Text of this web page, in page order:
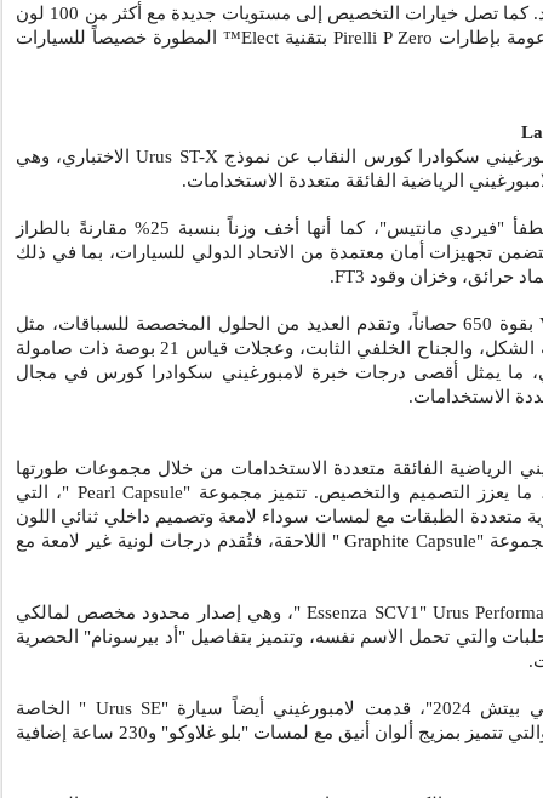
الهجين وبيانات القياس عن بُعد. كما تصل خيارات التخصيص إلى مستويات جديدة مع أكثر من 100 لون
Pirelli P Zero بتقنية Elect™ المطورة خصيصاً للسيارات
Urus ST-Xالاختباري، وهي
الرياضية الفائقة متعددة الاستخدامات.
بلونها الأخضر المطفأ "فيردي مانتيس"، كما أنها أخف وزناً بنسبة 25% مقارنةً بالطراز
تجهيزات أمان معتمدة من الاتحاد الدولي للسيارات، بما في ذلك
حرائق، وخزان وقود FT3
.
بقوة 650 حصاناً، وتقدم العديد من الحلول المخصصة للسباقات، مثل
أنابيب العادم الجانبية سداسية الشكل، والجناح الخلفي الثابت، وعجلات قياس 21 بوصة ذات صامولة
ما يمثل أقصى درجات خبرة لامبورغيني سكوادرا كورس في مجال
الاستخدامات.
الرياضية الفائقة متعددة الاستخدامات من خلال مجموعات طورتها
ما يعزز التصميم والتخصيص. تتميز مجموعة "Pearl Capsule "، التي
بألوان لؤلؤية متعددة الطبقات مع لمسات سوداء لامعة وتصميم داخلي ثنائي اللون
"
Graphite Capsule" اللاحقة، فتُقدم درجات لونية غير لامعة مع
Urus
"
Essenza SCV1 "، وهي إصدار محدود مخصص لمالكي
والتي تحمل الاسم نفسه، وتتميز بتفاصيل "أد بيرسونام" الحصرية
أيضاً سيارة " Urus SE " الخاصة
المستوحاة من مدينة ميامي، والتي تتميز بمزيج ألوان أنيق مع لمسات "بلو غلاوكو" و230 ساعة إضافية